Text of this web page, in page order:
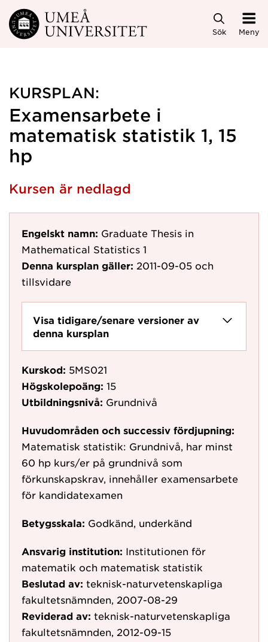
Hoppa direkt till innehållet
Sök Meny
KURSPLAN:
Examensarbete i
matematisk statistik 1, 15
hp
Kursen är nedlagd
Engelskt namn: Graduate Thesis in
Mathematical Statistics 1
Denna kursplan gäller: 2011-09-05 och
tillsvidare
Visa tidigare/senare versioner av
denna kursplan
Kurskod: 5MS021
Högskolepoäng: 15
Utbildningsnivå: Grundnivå
Huvudområden och successiv fördjupning:
Matematisk statistik: Grundnivå, har minst
60 hp kurs/er på grundnivå som
förkunskapskrav, innehåller examensarbete
för kandidatexamen
Betygsskala: Godkänd, underkänd
Ansvarig institution: Institutionen för
matematik och matematisk statistik
Beslutad av: teknisk-naturvetenskapliga
fakultetsnämnden, 2007-08-29
Reviderad av: teknisk-naturvetenskapliga
fakultetsnämnden, 2012-09-15